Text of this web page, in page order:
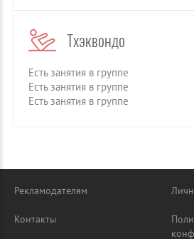
Тхэквондо
Есть занятия в группе
Есть занятия в группе
Есть занятия в группе
Рекламодателям
Контакты